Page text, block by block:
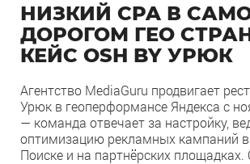
НИЗКИЙ CPA В
ДОРОГОМ ГЕО
КЕЙС OSH BY УРЮК
Агентство MediaGuru продвигает
Урюк в геоперформансе Яндекса с
— команда отвечает за настройку,
оптимизацию рекламных кампаний в
Поиске и на партнёрских площадках.